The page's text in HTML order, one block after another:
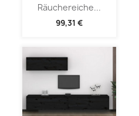
Räuchereiche...
99,31 €